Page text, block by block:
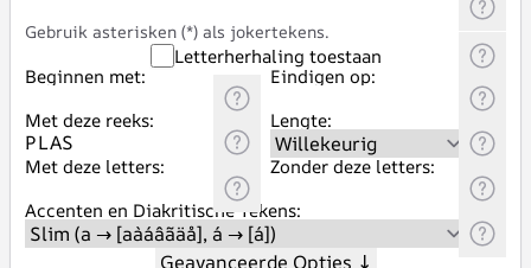
Gebruik asterisken (*) als jokertekens.
Letterherhaling toestaan
Beginnen met:
Eindigen op:
Met deze reeks:
Lengte:
Met deze letters:
Zonder deze letters:
Accenten en Diakritische Tekens:
Geavanceerde Opties ↓